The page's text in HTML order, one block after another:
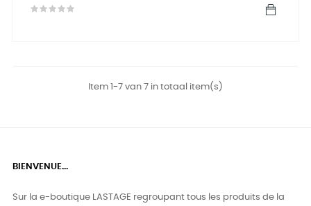
Item 1-7 van 7 in totaal item(s)
BIENVENUE...
Sur la e-boutique LASTAGE regroupant tous les produits de la